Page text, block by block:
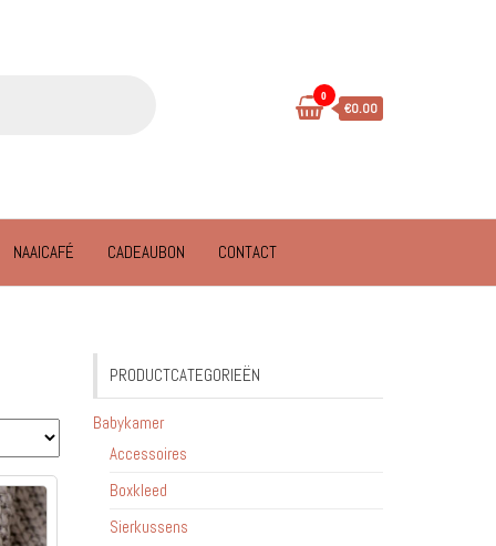
0
€0.00
NAAICAFÉ CADEAUBON CONTACT
PRODUCTCATEGORIEËN
Babykamer
Accessoires
Boxkleed
Sierkussens